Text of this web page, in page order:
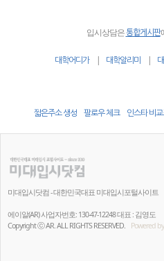
입시상담은통합게시판
대학어디가| 대학알리미 |
짧은주소 생성 팔로우 체크 인스타 비교
미대입시닷컴 - 대한민국대표 미대입시포털사이트
에이알(AR) 사업자번호: 130-47-12248 대표 : 김영도
Copyright ⓒ AR. ALL RIGHTS RESERVED. Powered